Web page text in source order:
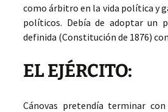
como árbitro en la vida política y
políticos. Debía de adoptar un
definida (Constitución de 1876)
EL EJÉRCITO:
Cánovas pretendía terminar